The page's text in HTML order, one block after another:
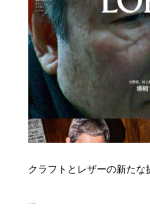
クラフトとレザーの新たな
...